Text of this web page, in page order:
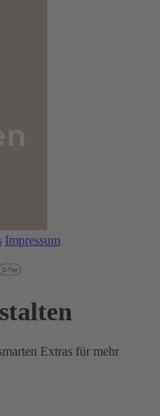
Impressum
Extras für mehr